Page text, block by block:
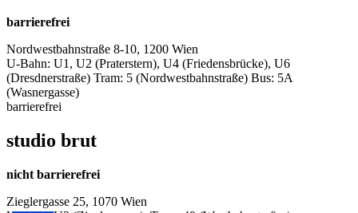
barrierefrei
Nordwestbahnstraße 8-10, 1200 Wien
U-Bahn: U1, U2 (Praterstern), U4 (Friedensbrücke), U6
(Dresdnerstraße) Tram: 5 (Nordwestbahnstraße) Bus: 5A
(Wasnergasse)
barrierefrei
studio brut
nicht barrierefrei
Zieglergasse 25, 1070 Wien